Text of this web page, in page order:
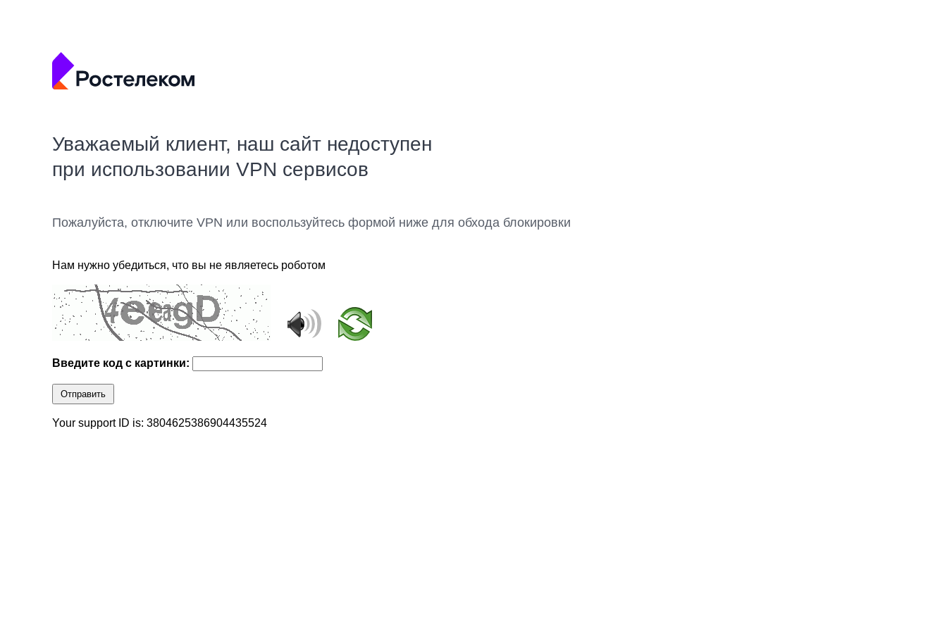
Уважаемый клиент, наш сайт недоступен
при использовании VPN сервисов
Пожалуйста, отключите VPN или воспользуйтесь формой ниже для обхода блокировки
Нам нужно убедиться, что вы не являетесь роботом
Введите код с картинки:
Отправить
Your support ID is: 3804625386904435524